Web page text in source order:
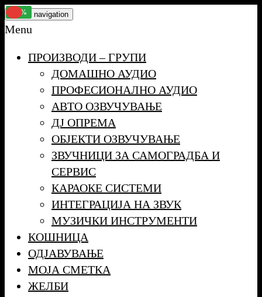
Skip
to
content
Toggle navigation
Menu
ПРОИЗВОДИ – ГРУПИ
ДОМАШНО АУДИО
ПРОФЕСИОНАЛНО АУДИО
АВТО ОЗВУЧУВАЊЕ
ДЈ ОПРЕМА
ОБЈЕКТИ ОЗВУЧУВАЊЕ
ЗВУЧНИЦИ ЗА САМОГРАДБА И
СЕРВИС
КАРАОКЕ СИСТЕМИ
ИНТЕГРАЦИЈА НА ЗВУК
МУЗИЧКИ ИНСТРУМЕНТИ
КОШНИЦА
ОДЈАВУВАЊЕ
МОЈА СМЕТКА
ЖЕЛБИ
-20%
-12%
-28%
-22%